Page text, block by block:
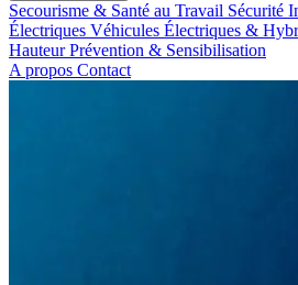
Secourisme & Santé au Travail Sécurité
Électriques Véhicules Électriques &
HauteurPrévention & Sensibilisation
A propos Contact